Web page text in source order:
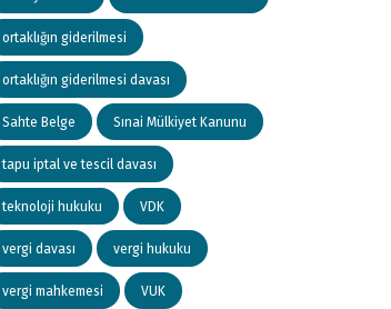
ortaklığın giderilmesi
ortaklığın giderilmesi davası
Sahte Belge Sınai Mülkiyet Kanunu
tapu iptal ve tescil davası
teknoloji hukuku VDK
vergi davası vergi hukuku
vergi mahkemesi VUK